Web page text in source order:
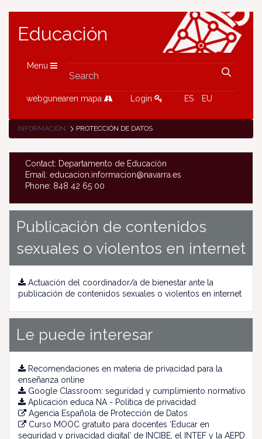
Educación
Menu
webgunearen mapa Login ES EU
INFORMACIÓN PROTECCIÓN DE DATOS
Contact: Departamento de Educación
Email: educacion.informacion@navarra.es
Phone: 848 42 65 00
Publicación de contenidos
sexuales o violentos en internet
Actuación del coordinador/a de bienestar ante la
publicación de contenidos sexuales o violentos en internet
Le puede interesar
Recomendaciones en materia de privacidad para la
enseñanza online
Google Classroom: seguridad y cumplimiento normativo
Aplicación educa NA - Política de privacidad
Agencia Española de Protección de Datos
Curso MOOC gratuito para docentes ‘Educar en
seguridad y privacidad digital’ de INCIBE, el INTEF y la AEPD